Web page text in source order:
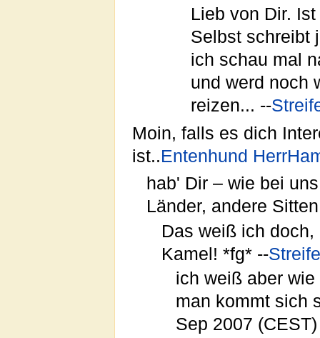
Lieb von Dir.
Selbst schreibt
ich schau mal
und werd noch
reizen... --
Moin, falls es dich
ist..Entenhund
hab' Dir – wie bei
Länder, andere
Das weiß ich
Kamel! *fg* --
ich weiß aber
man kommt sich
Sep 2007 (CEST)